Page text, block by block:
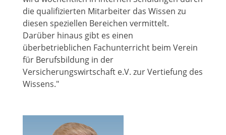
die qualifizierten Mitarbeiter das Wissen zu
diesen speziellen Bereichen vermittelt.
Darüber hinaus gibt es einen
überbetrieblichen Fachunterricht beim Verein
für Berufsbildung in der
Versicherungswirtschaft e.V. zur Vertiefung des
Wissens."